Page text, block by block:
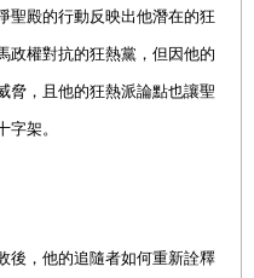
聖殿的行動反映出他潛在的狂
政權對抗的狂熱黨，但因他的
脅，且他的狂熱派論點也讓聖
架。
後，他的追隨者如何重新詮釋